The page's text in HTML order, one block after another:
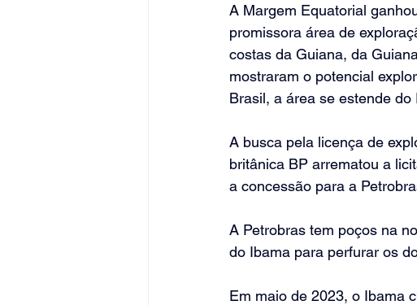
A Margem Equatorial
promissora área de
costas da Guiana, da
mostraram o potencial
Brasil, a área se estende
A busca pela licença de
britânica BP arrematou a
a concessão para a
A Petrobras tem poços na
do Ibama para perfurar os
Em maio de 2023, o Ibama